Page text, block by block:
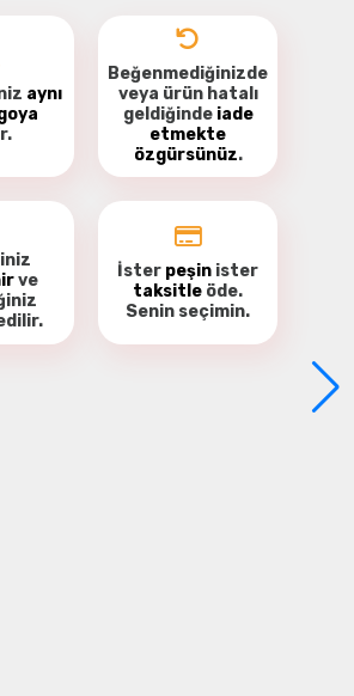
esc'nin içinde mi
içerisinde pil bulunuyor mu?
| 06/10/2022
aynı
Beğenmediğinizde
veya ürün hatalı
geldiğinde iade
etmekte
özgürsünüz.
ve
İster peşin ister
taksitle öde.
Senin seçimin.